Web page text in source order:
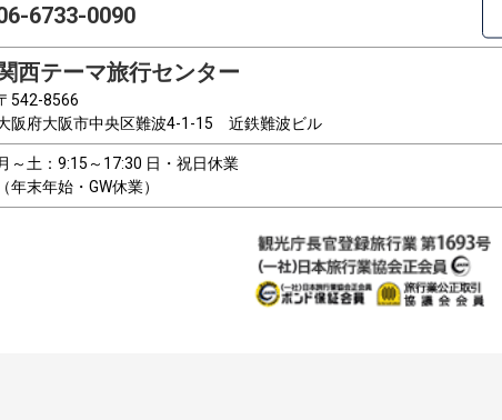
6733-0090
関西テーマ旅行センター
542-8566
阪府大阪市中央区難波4-1-15 近鉄難波ビル
月～土：9:15～17:30 日・祝日休業
（年末年始・GW休業）